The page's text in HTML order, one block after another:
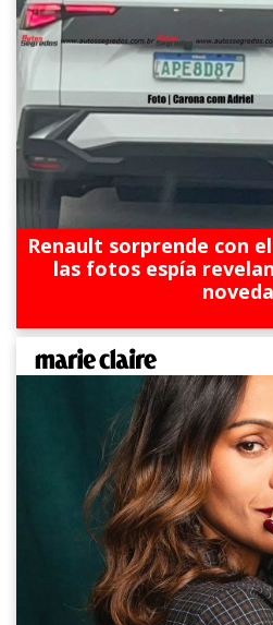
Renault sorprende con
las fotos espía